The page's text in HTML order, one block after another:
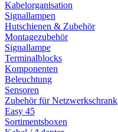
Kabelorganisation
Signallampen
Hutschienen & Zubehör
Montagezubehör
Signallampe
Terminalblocks
Komponenten
Beleuchtung
Sensoren
Zubehör für Netzwerkschrank
Easy 45
Sortimentsboxen